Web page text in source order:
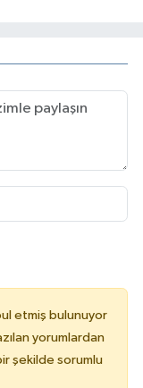
etmiş bulunuyor
yorumlardan
şekilde sorumlu